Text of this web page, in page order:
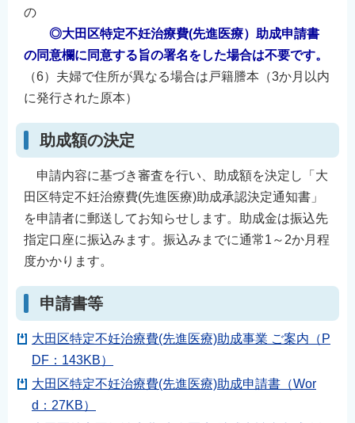
の
◎大田区特定不妊治療費(先進医療）助成申請書
の同意欄に同意する旨の署名をした場合は不要です。
（6）夫婦で住所が異なる場合は戸籍謄本（3か月以内
に発行された原本）
助成額の決定
申請内容に基づき審査を行い、助成額を決定し「大
田区特定不妊治療費(先進医療)助成承認決定通知書」
を申請者に郵送してお知らせします。助成金は振込先
指定口座に振込みます。振込みまでに通常1～2か月程
度かかります。
申請書等
大田区特定不妊治療費(先進医療)助成事業 ご案内（P
DF：143KB）
大田区特定不妊治療費(先進医療)助成申請書（Wor
d：27KB）